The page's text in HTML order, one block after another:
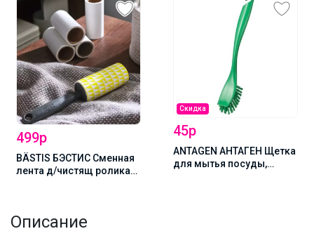
499р
BÄSTIS БЭСТИС Сменная
лента д/чистящ ролика
Скидка
45р
ANTAGEN АНТАГЕН Щетка
для мытья посуды,
Описание